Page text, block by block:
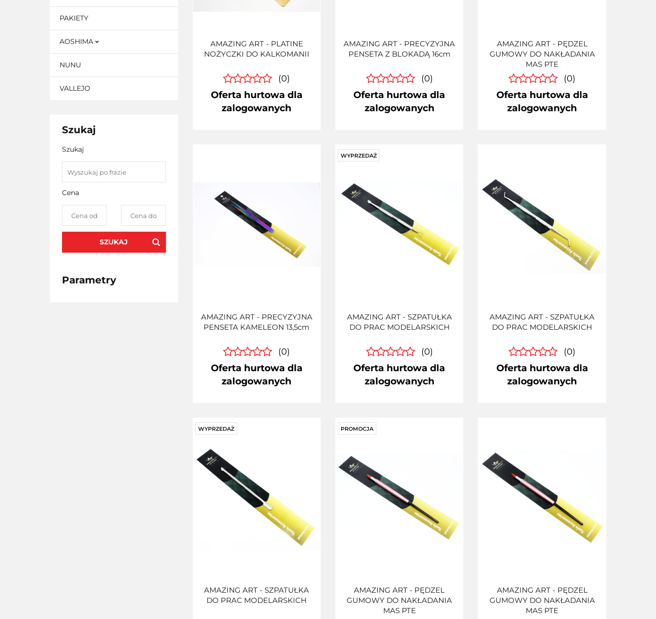
PAKIETY
AOSHIMA
NUNU
VALLEJO
Szukaj
Szukaj
Cena
SZUKAJ
Parametry
AMAZING ART - PLATINE
NOŻYCZKI DO KALKOMANII
(0)
Oferta hurtowa dla
zalogowanych
AMAZING ART - PRECYZYJNA
PENSETA Z BLOKADĄ 16cm
(0)
Oferta hurtowa dla
zalogowanych
AMAZING ART - PĘDZEL
GUMOWY DO NAKŁADANIA
MAS PTE
(0)
Oferta hurtowa dla
zalogowanych
AMAZING ART - PRECYZYJNA
PENSETA KAMELEON 13,5cm
(0)
Oferta hurtowa dla
zalogowanych
WYPRZEDAŻ
AMAZING ART - SZPATUŁKA
DO PRAC MODELARSKICH
(0)
Oferta hurtowa dla
zalogowanych
AMAZING ART - SZPATUŁKA
DO PRAC MODELARSKICH
(0)
Oferta hurtowa dla
zalogowanych
WYPRZEDAŻ
AMAZING ART - SZPATUŁKA
DO PRAC MODELARSKICH
PROMOCJA
AMAZING ART - PĘDZEL
GUMOWY DO NAKŁADANIA
MAS PTE
AMAZING ART - PĘDZEL
GUMOWY DO NAKŁADANIA
MAS PTE